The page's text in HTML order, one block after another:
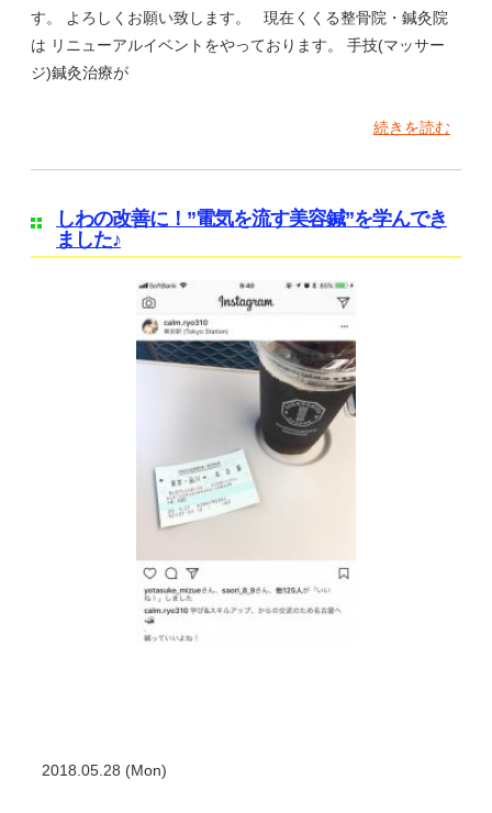
す。 よろしくお願い致します。 現在くくる整骨院・鍼灸院
は リニューアルイベントをやっております。 手技(マッサー
ジ)鍼灸治療が
続きを読む
しわの改善に！”電気を流す美容鍼”を学んでき
ました♪
2018.05.28 (Mon)